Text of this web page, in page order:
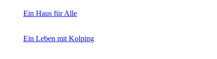
Ein Haus für Alle
Ein Leben mit Kolping